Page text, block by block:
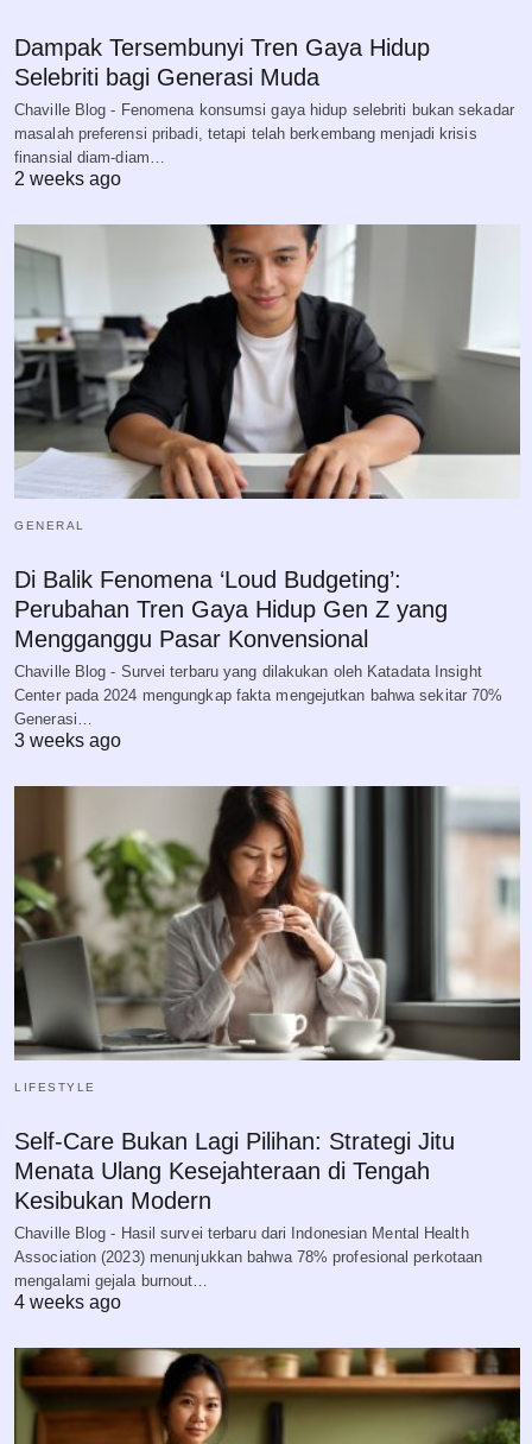
Dampak Tersembunyi Tren Gaya Hidup
Selebriti bagi Generasi Muda
Chaville Blog - Fenomena konsumsi gaya hidup selebriti bukan sekadar
masalah preferensi pribadi, tetapi telah berkembang menjadi krisis
finansial diam-diam…
2 weeks ago
GENERAL
Di Balik Fenomena ‘Loud Budgeting’:
Perubahan Tren Gaya Hidup Gen Z yang
Mengganggu Pasar Konvensional
Chaville Blog - Survei terbaru yang dilakukan oleh Katadata Insight
Center pada 2024 mengungkap fakta mengejutkan bahwa sekitar 70%
Generasi…
3 weeks ago
LIFESTYLE
Self-Care Bukan Lagi Pilihan: Strategi Jitu
Menata Ulang Kesejahteraan di Tengah
Kesibukan Modern
Chaville Blog - Hasil survei terbaru dari Indonesian Mental Health
Association (2023) menunjukkan bahwa 78% profesional perkotaan
mengalami gejala burnout…
4 weeks ago